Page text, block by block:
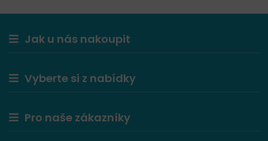
Jak u nás nakoupit
Vyberte si z nabídky
Pro naše zákazníky